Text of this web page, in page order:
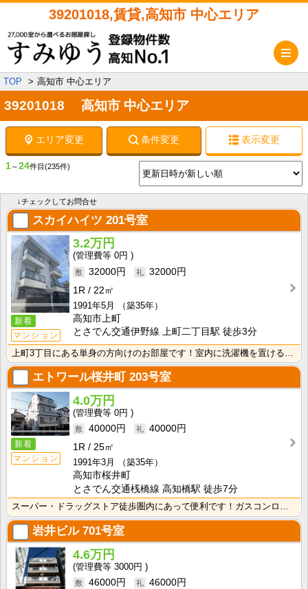
39201018,賃貸,高知市 中心エリア
TOP 高知市 中心エリア
39201018 高知市 中心エリア
エリア変更 条件変更 表示変更
1～24件目 (235件)
↓チェックしてお問合せ
スカイハイツ 201号室
新着
マンション
3.2万円
0円
32000円
32000円
1R
22㎡
1991年5月
（築35年）
高知市上町
とさでん交通伊野線 上町二丁目駅 徒歩3分
上町3丁目にある単身の方向けのお部屋です！室内に洗濯機を置けるので家電を大切に使えますね！
エトワール桜井町203号室
新着
マンション
4.0万円
0円
40000円
40000円
1R
25㎡
1991年3月
（築35年）
高知市桜井町
とさでん交通桟橋線 高知橋駅 徒歩7分
スーパー・ドラッグストア徒歩圏内にあって便利です！ガスコンロ２口つきのシステムキッチン♪ お料理が楽･･･
岩井ビル701号室
4.6万円
3000円
46000円
46000円